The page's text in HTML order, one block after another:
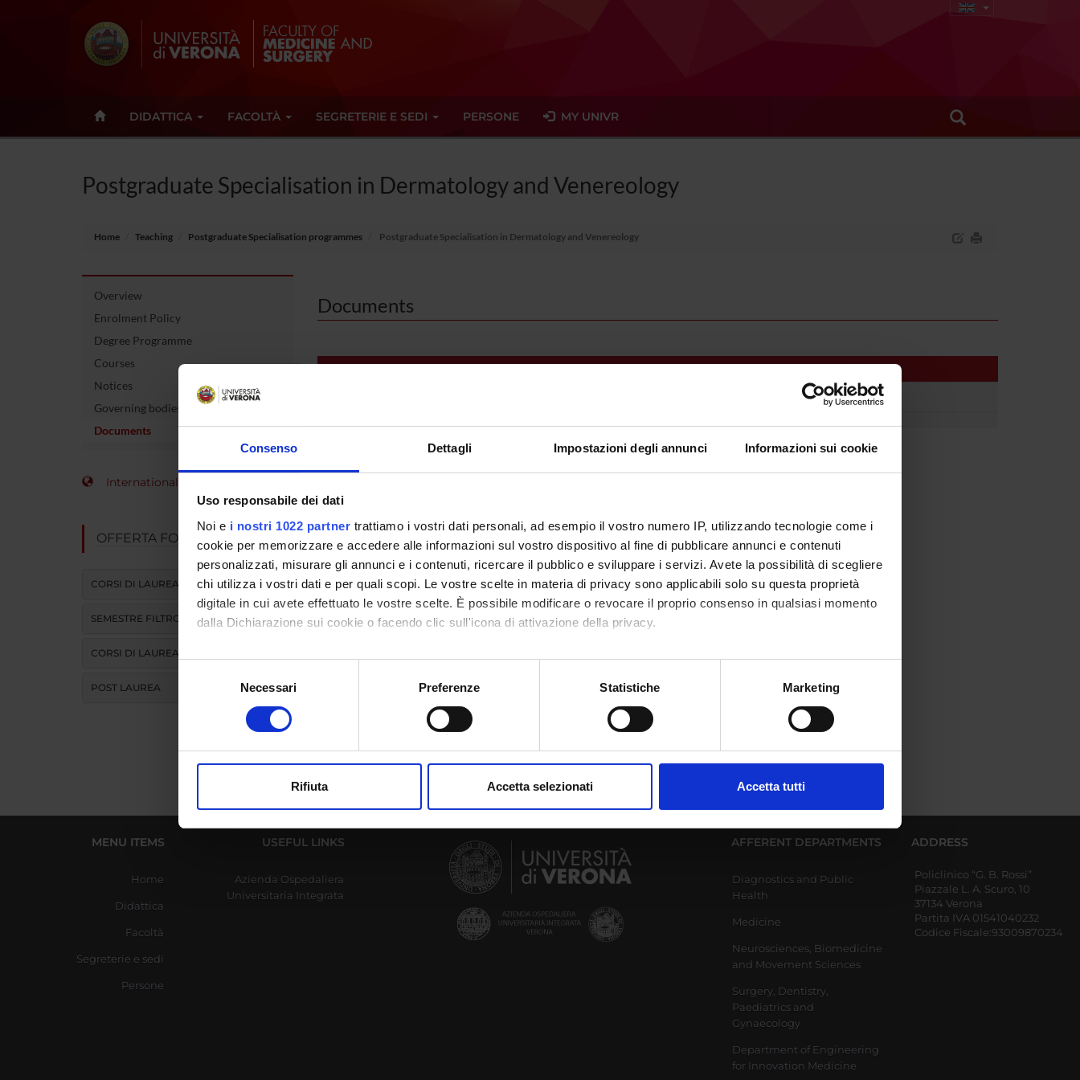
Consenso Dettagli Impostazioni degli annunci Informazioni sui cookie
Uso responsabile dei dati
Noi e i nostri 1022 partner trattiamo i vostri dati personali, ad esempio il vostro numero IP, utilizzando tecnologie come i
cookie per memorizzare e accedere alle informazioni sul vostro dispositivo al fine di pubblicare annunci e contenuti
personalizzati, misurare gli annunci e i contenuti, ricercare il pubblico e sviluppare i servizi. Avete la possibilità di scegliere
chi utilizza i vostri dati e per quali scopi. Le vostre scelte in materia di privacy sono applicabili solo su questa proprietà
digitale in cui avete effettuato le vostre scelte. È possibile modificare o revocare il proprio consenso in qualsiasi momento
dalla Dichiarazione sui cookie o facendo clic sull'icona di attivazione della privacy.
Con il tuo consenso, vorremmo anche:
raccogliere informazioni sulla tua posizione geografica, con un'approssimazione di qualche metro,
digitali).
modificare o ritirare il tuo consenso in qualsiasi momento dalla Dichiarazione sui cookie.
di analisi dei dati web, pubblicità e social media, i quali potrebbero combinarle con altre informazioni che hai fornito loro o
che hanno raccolto dal tuo utilizzo dei loro servizi.
Necessari Preferenze Statistiche Marketing
Rifiuta Accetta selezionati Accetta tutti
DIDATTICA FACOLTÀ SEGRETERIE E SEDI PERSONE MY UNIVR
Postgraduate Specialisation in Dermatology and Venereology
Home Teaching Postgraduate Specialisation programmes Postgraduate Specialisation in Dermatology and Venereology
Overview
Enrolment Policy
Degree Programme
Courses
Notices
Governing bodies
Documents
International Students
OFFERTA FORMATIVA
CORSI DI LAUREA
SEMESTRE FILTRO
CORSI DI LAUREA MAGISTRALE
POST LAUREA
Documents
MENU ITEMS
Home
Didattica
Facoltà
Segreterie e sedi
Persone
USEFUL LINKS
Azienda Ospedaliera
Universitaria Integrata
AFFERENT DEPARTMENTS
Diagnostics and Public
Health
Medicine
Neurosciences, Biomedicine
and Movement Sciences
Surgery, Dentistry,
Paediatrics and
Gynaecology
Department of Engineering
for Innovation Medicine
ADDRESS
Policlinico “G. B. Rossi”
Piazzale L. A. Scuro, 10
37134 Verona
Partita IVA 01541040232
Codice Fiscale:93009870234